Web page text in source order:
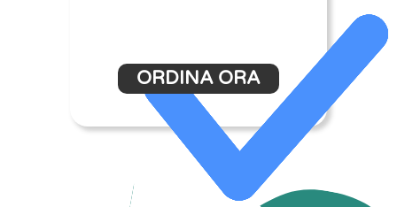
ORDINA ORA